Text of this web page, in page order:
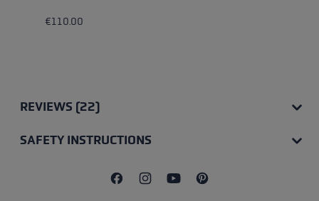
€110.00
REVIEWS (22)
SAFETY INSTRUCTIONS